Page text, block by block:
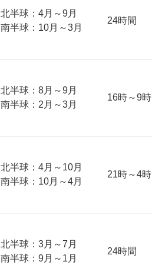
北半球：4月～9月
南半球：10月～3月
24時間
北半球：8月～9月
南半球：2月～3月
16時～9時
北半球：4月～10月
南半球：10月～4月
21時～4時
北半球：3月～7月
南半球：9月～1月
24時間